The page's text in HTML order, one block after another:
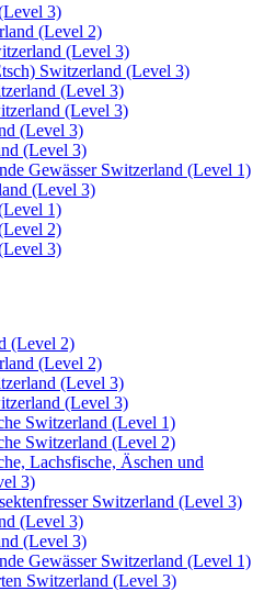
3)
(Level 2)
(Level 3)
Switzerland (Level 3)
(Level 3)
(Level 3)
(Level 3)
(Level 3)
Gewässer Switzerland (Level 1)
(Level 3)
1)
2)
3)
(Level 2)
(Level 2)
(Level 3)
(Level 3)
Switzerland (Level 1)
Switzerland (Level 2)
Lachsfische, Äschen und
3)
Switzerland (Level 3)
(Level 3)
(Level 3)
Gewässer Switzerland (Level 1)
Switzerland (Level 3)